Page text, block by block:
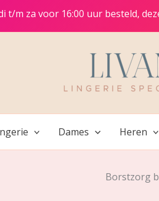
t/m za voor 16:00 uur besteld,
Dames Heren
Borstzorg